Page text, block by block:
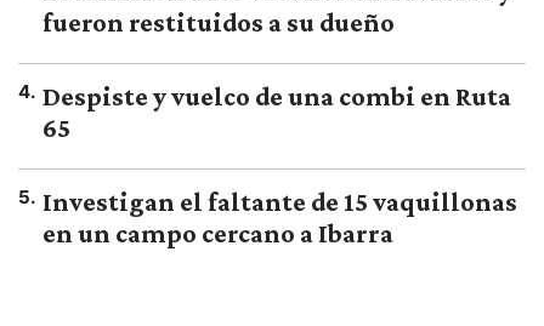
fueron restituidos a su dueño
4. Despiste y vuelco de una combi en Ruta
65
5. Investigan el faltante de 15 vaquillonas
en un campo cercano a Ibarra